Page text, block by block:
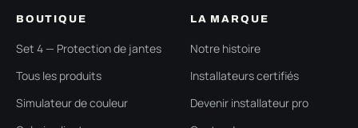
BOUTIQUE
Set 4 — Protection de jantes
Tous les produits
Simulateur de couleur
LA MARQUE
Notre histoire
Installateurs certifiés
Devenir installateur pro